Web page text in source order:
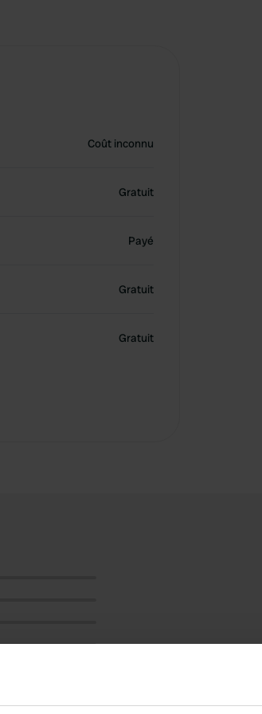
Coût inconnu
Gratuit
Payé
Gratuit
Gratuit